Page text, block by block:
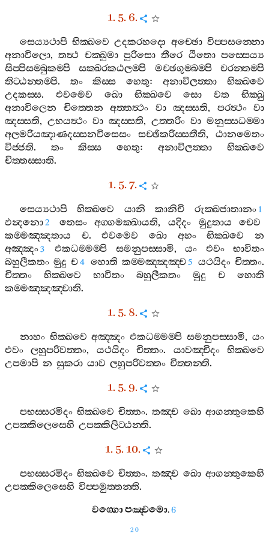
1. 5. 6.
සෙය්‍යථාපි භික‍්ඛවෙ උදකරහදො අච‍්ඡො විප‍්පසන‍්නො
අනාවිලො,තත්‍ථ චක‍්ඛුමා පුරිසො තීරෙ ඨිතො පස‍්සෙය්‍ය
සිප‍්පිසම‍්බුකම‍්පි
සක‍්ඛරකඨලම‍්පි මච‍්ඡගුම‍්බම‍්පි
චරන‍්තම‍්පි
තිට‍්ඨන‍්තම‍්පි. තං කිස‍්ස හෙතු:අනාවිලත‍්තා
භික‍්ඛවෙ
උදකස‍්ස. එවමෙව ඛො භික‍්ඛවෙ සො වත
භික‍්ඛු
අනාවිලෙන
චිත‍්තෙන අත‍්තත්‍ථං වා ඤස‍්සති, පරත්‍ථං
වා
ඤස‍්සති, උභයත්‍ථං වා ඤස‍්සති, උත‍්තරිං වා මනුස‍්සධම‍්මා
අලමරියඤාණදස‍්සනවිසෙසං
සච‍්ඡිකරිස‍්සතීති, ඨානමෙතං
විජ‍්ජති. තං කිස‍්ස හෙතු:අනාවිලත‍්තා
භික‍්ඛවෙ
චිත‍්තස‍්සාති.
1. 5. 7.
සෙය්‍යථාපි භික‍්ඛවෙ යානි කානිචි රුක‍්ඛජාතානං 1
ඵන්‍දනො2 තෙසං අග‍්ගමක‍්ඛායති,යදිදං මුදුතාය
චෙව
කම‍්මඤ‍්ඤතාය
ච.එවමෙව ඛො අහං භික‍්ඛවෙ
න
අඤ‍්ඤං3 එකධම‍්මම‍්පි සමනුපස‍්සාමි,යං එවං
භාවිතං
බහුලීකතං මුදු ච4 හොති කම‍්මඤ‍්ඤඤ‍්ච5 යථයිදං චිත‍්තං.
චිත‍්තං
භික‍්ඛවෙ භාවිතං බහුලීකතං මුදු ච
හොති
කම‍්මඤ‍්ඤඤ‍්චාති.
1. 5. 8.
නාහං භික‍්ඛවෙ අඤ‍්ඤං එකධම‍්මම‍්පි සමනුපස‍්සාමි, යං
එවං
ලහුපරිවත‍්තං, යථයිදං චිත‍්තං. යාවඤ‍්චිදං
භික‍්ඛවෙ
උපමාපි න සුකරා යාව ලහුපරිවත‍්තං චිත‍්තන‍්ති.
1. 5. 9.
පභස‍්සරමිදං භික‍්ඛවෙ චිත‍්තං.තඤ‍්ච ඛො ආගන‍්තුකෙහි
උපක‍්කිලෙසෙහි උපක‍්කිලිට‍්ඨන‍්ති.
1. 5. 10.
පභස‍්සරමිදං භික‍්ඛවෙ චිත‍්තං.තඤ‍්ච ඛො ආගන‍්තුකෙහි
උපක‍්කිලෙසෙහි විප‍්පමුත‍්තන‍්ති.
වග‍්ගොපඤ‍්චමො.6
20